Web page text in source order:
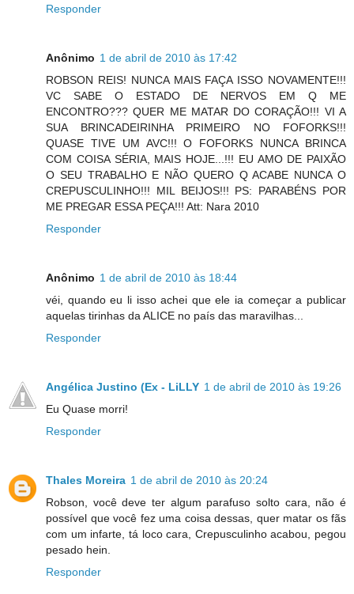
Responder
Anônimo 1 de abril de 2010 às 17:42
ROBSON REIS! NUNCA MAIS FAÇA ISSO NOVAMENTE!!!
VC SABE O ESTADO DE NERVOS EM Q ME
ENCONTRO??? QUER ME MATAR DO CORAÇÃO!!! VI A
SUA BRINCADEIRINHA PRIMEIRO NO FOFORKS!!!
QUASE TIVE UM AVC!!! O FOFORKS NUNCA BRINCA
COM COISA SÉRIA, MAIS HOJE...!!! EU AMO DE PAIXÃO
O SEU TRABALHO E NÃO QUERO Q ACABE NUNCA O
CREPUSCULINHO!!! MIL BEIJOS!!! PS: PARABÉNS POR
ME PREGAR ESSA PEÇA!!! Att: Nara 2010
Responder
Anônimo 1 de abril de 2010 às 18:44
véi, quando eu li isso achei que ele ia começar a publicar
aquelas tirinhas da ALICE no país das maravilhas...
Responder
Angélica Justino (Ex - LiLLY 1 de abril de 2010 às 19:26
Eu Quase morri!
Responder
Thales Moreira 1 de abril de 2010 às 20:24
Robson, você deve ter algum parafuso solto cara, não é
possível que você fez uma coisa dessas, quer matar os fãs
com um infarte, tá loco cara, Crepusculinho acabou, pegou
pesado hein.
Responder